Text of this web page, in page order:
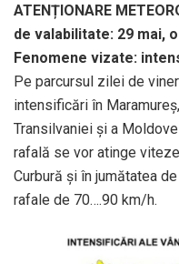
ATENȚIONARE
de valabilitate: 29 mai,
Fenomene vizate:
Pe parcursul zilei de
intensificări în
Transilvaniei și a
rafală se vor atinge
Curbură și în jumătatea
rafale de 70….90 km/h.